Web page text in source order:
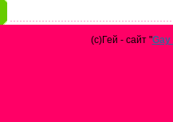
(с)Гей - сайт "Gay